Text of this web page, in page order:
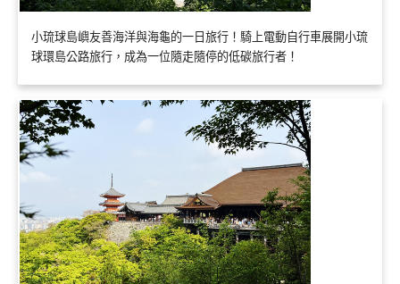
小琉球島嶼友善海洋與海龜的一日旅行！騎上電動自行車展開小琉
球環島公路旅行，成為一位隨走隨停的低碳旅行者！